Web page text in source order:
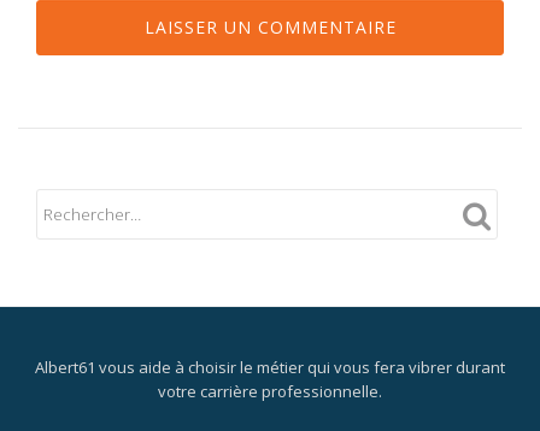
Albert61 vous aide à choisir le métier qui vous fera vibrer durant
votre carrière professionnelle.